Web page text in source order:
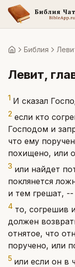
ГлавнаяБиблия
Левит,
1 И сказал
2 если кто
Господом и
что ему
похищено, или
3 или найдет
поклянется
и тем грешат, --
4 то, согрешив
должен
отнятое, что
поручено, или
5 или если он в